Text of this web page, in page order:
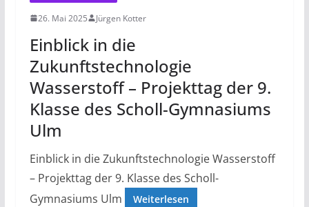
26. Mai 2025 Jürgen Kotter
Einblick in die
Zukunftstechnologie
Wasserstoff – Projekttag der 9.
Klasse des Scholl-Gymnasiums
Ulm
Einblick in die Zukunftstechnologie Wasserstoff
– Projekttag der 9. Klasse des Scholl-
Gymnasiums Ulm
Weiterlesen